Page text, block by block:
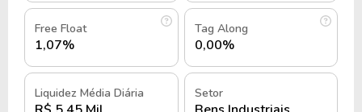
desde o ano 2000 devido à falta de novos
contratos.
Dois anos antes, em 1998, o grupo Inepar havia
decidido entrar no processo de reestruturação da
Free Float
1,07%
Tag Along
0,00%
Liquidez Média Diária Setor